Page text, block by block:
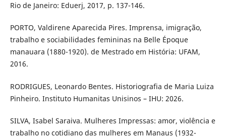
Rio de Janeiro: Eduerj, 2017, p. 137-146.
PORTO, Valdirene Aparecida Pires. Imprensa, imigração,
trabalho e sociabilidades femininas na Belle Époque
manauara (1880-1920). de Mestrado em História: UFAM,
2016.
RODRIGUES, Leonardo Bentes. Historiografia de Maria Luiza
Pinheiro. Instituto Humanitas Unisinos – IHU: 2026.
SILVA, Isabel Saraiva. Mulheres Impressas: amor, violência e
trabalho no cotidiano das mulheres em Manaus (1932-